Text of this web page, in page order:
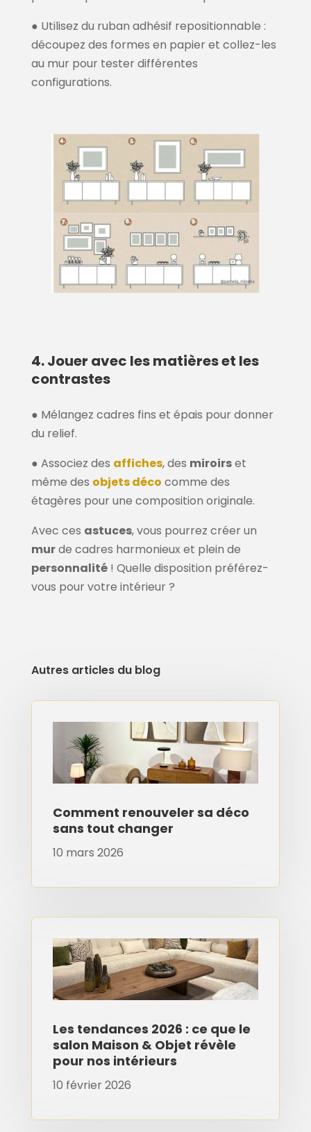
● Utilisez du ruban adhésif repositionnable :
découpez des formes en papier et collez-les
au mur pour tester différentes
configurations.
4. Jouer avec les matières et les
contrastes
● Mélangez cadres fins et épais pour donner
du relief.
● Associez des affiches, des miroirset
même des objets déco comme des
étagères pour une composition originale.
Avec ces astuces, vous pourrez créer un
murde cadres harmonieux et plein de
personnalité! Quelle disposition préférez-
vous pour votre intérieur ?
Autres articles du blog
Comment renouveler sa déco
sans tout changer
10 mars 2026
Les tendances 2026 : ce que le
salon Maison & Objet révèle
pour nos intérieurs
10 février 2026